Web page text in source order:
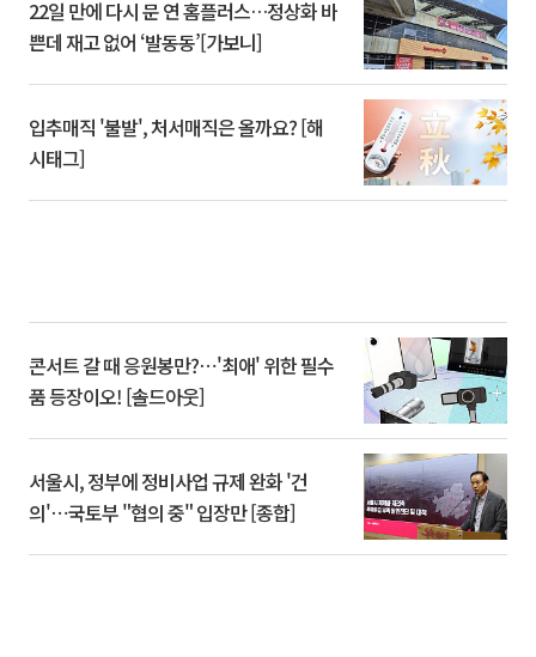
22일 만에 다시 문 연 홈플러스…정상화 바
쁜데 재고 없어 ‘발동동’[가보니]
입추매직 '불발', 처서매직은 올까요? [해
시태그]
콘서트 갈 때 응원봉만?⋯'최애' 위한 필수
품 등장이오! [솔드아웃]
서울시, 정부에 정비사업 규제 완화 '건
의'⋯국토부 "협의 중" 입장만 [종합]